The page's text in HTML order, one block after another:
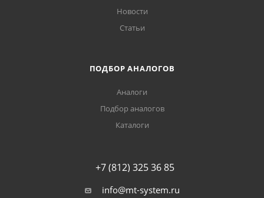
Новости
Статьи
ПОДБОР АНАЛОГОВ
Аналоги
Подбор аналогов
Каталоги
+7 (812) 325 36 85
info@mt-system.ru